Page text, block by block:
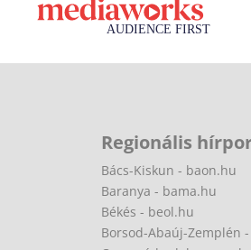
Regionális
Bács-Kiskun - baon.hu
Baranya - bama.hu
Békés - beol.hu
Borsod-Abaúj-Zemplén